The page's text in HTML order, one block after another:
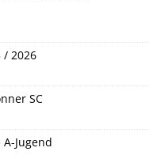
/ 2026
SC
Jugend